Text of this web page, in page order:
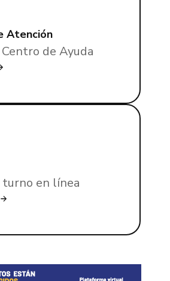
Atención
de Ayuda
turno en línea